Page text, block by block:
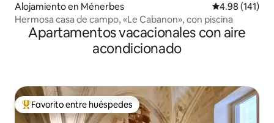
Alojamiento en Ménerbes Calificación
4.98 (141)
Hermosa casa de campo, «Le Cabanon», con piscina
Apartamentos vacacionales con aire
acondicionado
Favorito entre huéspedes preferido
Favorito entre huéspedes